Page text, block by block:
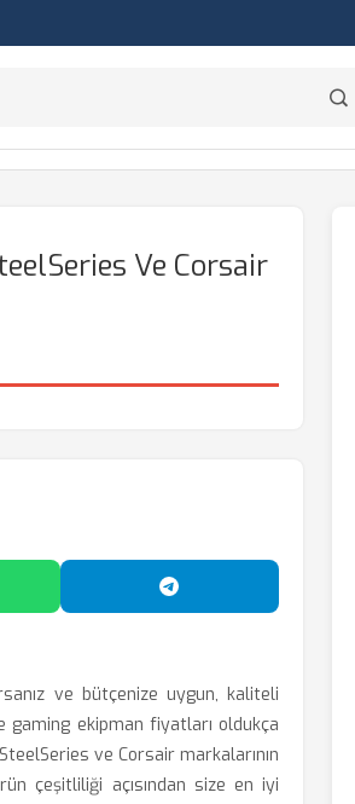
Ve Corsair
Paylaş Telegram'da Paylaş
ve bütçenize uygun, kaliteli
gaming ekipman fiyatları oldukça
ve Corsair markalarının
çeşitliliği açısından size en iyi